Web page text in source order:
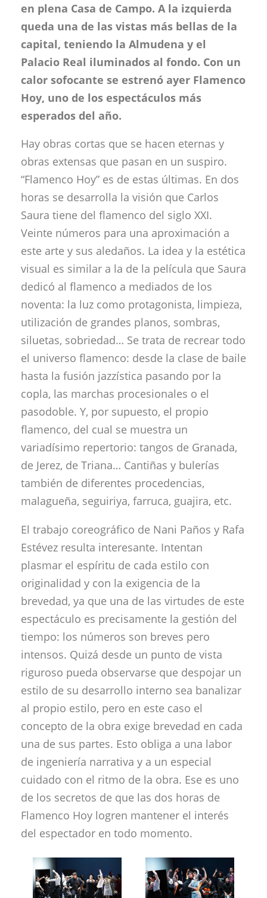
en plena Casa de Campo. A la izquierda
queda una de las vistas más bellas de la
capital, teniendo la Almudena y el
Palacio Real iluminados al fondo. Con un
calor sofocante se estrenó ayer Flamenco
Hoy, uno de los espectáculos más
esperados del año.
Hay obras cortas que se hacen eternas y
obras extensas que pasan en un suspiro.
“Flamenco Hoy” es de estas últimas. En dos
horas se desarrolla la visión que Carlos
Saura tiene del flamenco del siglo XXI.
Veinte números para una aproximación a
este arte y sus aledaños. La idea y la estética
visual es similar a la de la película que Saura
dedicó al flamenco a mediados de los
noventa: la luz como protagonista, limpieza,
utilización de grandes planos, sombras,
siluetas, sobriedad… Se trata de recrear todo
el universo flamenco: desde la clase de baile
hasta la fusión jazzística pasando por la
copla, las marchas procesionales o el
pasodoble. Y, por supuesto, el propio
flamenco, del cual se muestra un
variadísimo repertorio: tangos de Granada,
de Jerez, de Triana… Cantiñas y bulerías
también de diferentes procedencias,
malagueña, seguiriya, farruca, guajira, etc.
El trabajo coreográfico de Nani Paños y Rafa
Estévez resulta interesante. Intentan
plasmar el espíritu de cada estilo con
originalidad y con la exigencia de la
brevedad, ya que una de las virtudes de este
espectáculo es precisamente la gestión del
tiempo: los números son breves pero
intensos. Quizá desde un punto de vista
riguroso pueda observarse que despojar un
estilo de su desarrollo interno sea banalizar
al propio estilo, pero en este caso el
concepto de la obra exige brevedad en cada
una de sus partes. Esto obliga a una labor
de ingeniería narrativa y a un especial
cuidado con el ritmo de la obra. Ese es uno
de los secretos de que las dos horas de
Flamenco Hoy logren mantener el interés
del espectador en todo momento.